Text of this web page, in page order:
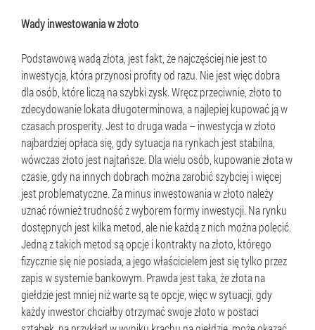
Wady inwestowania w złoto
Podstawową wadą złota, jest fakt, że najczęściej nie jest to
inwestycja, która przynosi profity od razu. Nie jest więc dobra
dla osób, które liczą na szybki zysk. Wręcz przeciwnie, złoto to
zdecydowanie lokata długoterminowa, a najlepiej kupować ją w
czasach prosperity. Jest to druga wada – inwestycja w złoto
najbardziej opłaca się, gdy sytuacja na rynkach jest stabilna,
wówczas złoto jest najtańsze. Dla wielu osób, kupowanie złota w
czasie, gdy na innych dobrach można zarobić szybciej i więcej
jest problematyczne. Za minus inwestowania w złoto należy
uznać również trudność z wyborem formy inwestycji. Na rynku
dostępnych jest kilka metod, ale nie każdą z nich można polecić.
Jedną z takich metod są opcje i kontrakty na złoto, którego
fizycznie się nie posiada, a jego właścicielem jest się tylko przez
zapis w systemie bankowym. Prawda jest taka, że złota na
giełdzie jest mniej niż warte są te opcje, więc w sytuacji, gdy
każdy inwestor chciałby otrzymać swoje złoto w postaci